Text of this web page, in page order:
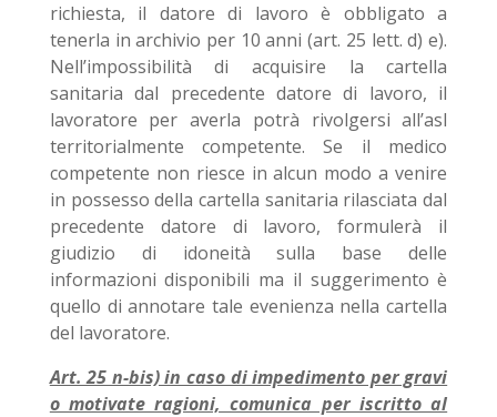
richiesta, il datore di lavoro è obbligato a
tenerla in archivio per 10 anni (art. 25 lett. d) e).
Nell’impossibilità di acquisire la cartella
sanitaria dal precedente datore di lavoro, il
lavoratore per averla potrà rivolgersi all’asl
territorialmente competente. Se il medico
competente non riesce in alcun modo a venire
in possesso della cartella sanitaria rilasciata dal
precedente datore di lavoro, formulerà il
giudizio di idoneità sulla base delle
informazioni disponibili ma il suggerimento è
quello di annotare tale evenienza nella cartella
del lavoratore.
Art. 25 n-bis) in caso di impedimento per gravi
o motivate ragioni, comunica per iscritto al